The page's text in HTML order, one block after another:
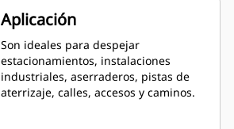
Aplicación
Son ideales para despejar
estacionamientos, instalaciones
industriales, aserraderos, pistas de
aterrizaje, calles, accesos y caminos.